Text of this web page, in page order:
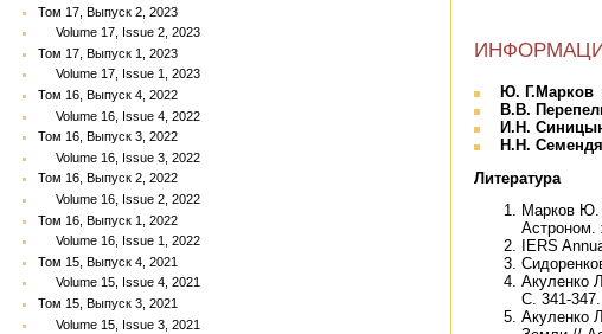
Том 17, Выпуск 2, 2023
Volume 17, Issue 2, 2023
Том 17, Выпуск 1, 2023
Volume 17, Issue 1, 2023
Том 16, Выпуск 4, 2022
Volume 16, Issue 4, 2022
Том 16, Выпуск 3, 2022
Volume 16, Issue 3, 2022
Том 16, Выпуск 2, 2022
Volume 16, Issue 2, 2022
Том 16, Выпуск 1, 2022
Volume 16, Issue 1, 2022
Том 15, Выпуск 4, 2021
Volume 15, Issue 4, 2021
Том 15, Выпуск 3, 2021
Volume 15, Issue 3, 2021
Ю. Г.Марков
В.В.
И.Н.
Н.Н.
Литература
Марков Ю.
Астроном.
IERS
Акуленко
C. 341-347.
Акуленко